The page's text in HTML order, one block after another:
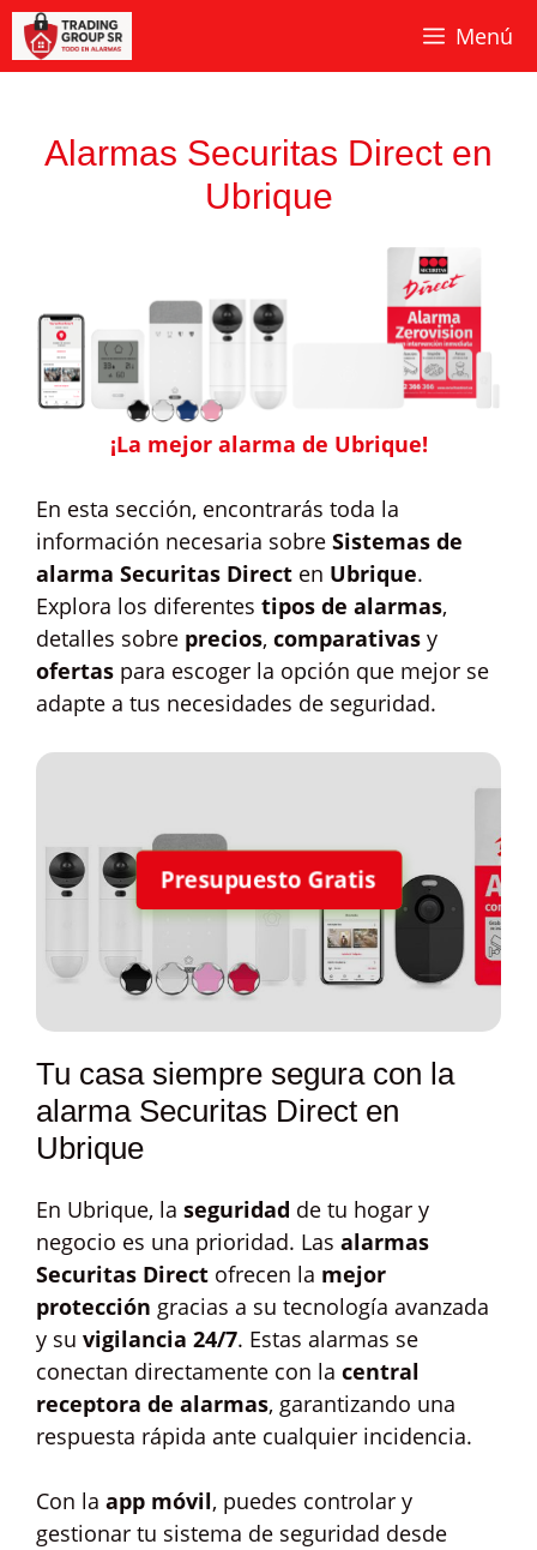
Saltar
contenido
Menú
Alarmas Securitas Direct en
Ubrique
¡La mejor alarma de Ubrique!
En esta sección, encontrarás toda la
información necesaria sobre Sistemas de
alarma Securitas Direct en Ubrique.
Explora los diferentes tipos de alarmas,
detalles sobre precios, comparativas y
ofertas para escoger la opción que mejor se
adapte a tus necesidades de seguridad.
Presupuesto Gratis
Tu casa siempre segura con la
alarma Securitas Direct en
Ubrique
En Ubrique, la seguridad de tu hogar y
negocio es una prioridad. Las alarmas
Securitas Direct ofrecen la mejor
protección gracias a su tecnología avanzada
y su vigilancia 24/7. Estas alarmas se
conectan directamente con la central
receptora de alarmas, garantizando una
respuesta rápida ante cualquier incidencia.
Con la app móvil, puedes controlar y
gestionar tu sistema de seguridad desde